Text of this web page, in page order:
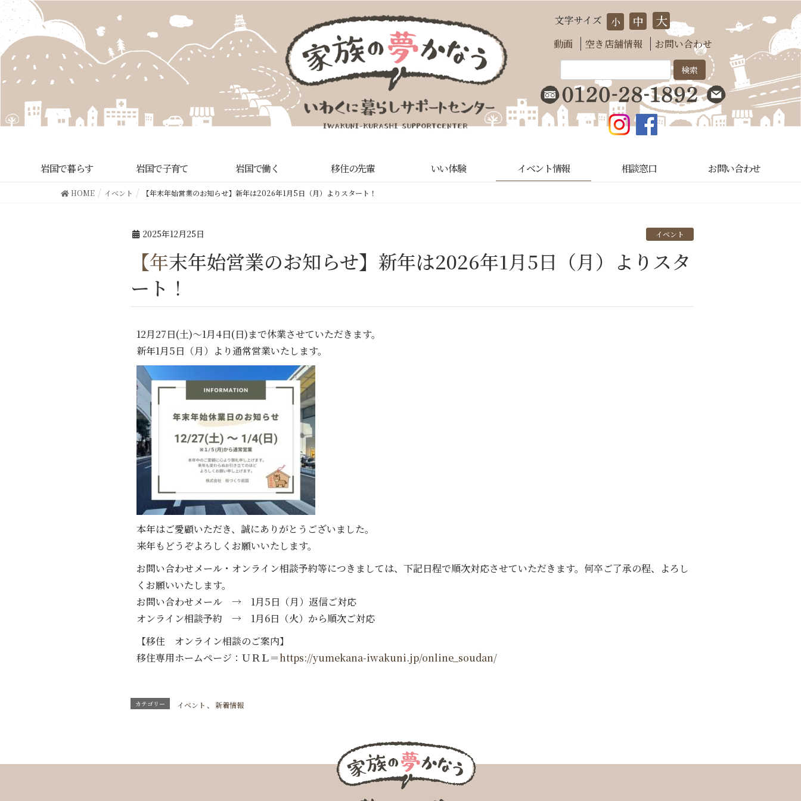
文字サイズ 小 中 大
動画 空き店舗情報 お問い合わせ
岩国で暮らす 岩国で子育て 岩国で働く 移住の先輩 いい体験 イベント情報 相談窓口 お問い合わせ
HOME イベント 【年末年始営業のお知らせ】新年は2026年1月5日（月）よりスタート！
2025年12月25日 イベント
【年末年始営業のお知らせ】新年は2026年1月5日（月）よりスタ
ート！
12月27日(土)～1月4日(日)まで休業させていただきます。
新年1月5日（月）より通常営業いたします。
本年はご愛顧いただき、誠にありがとうございました。
来年もどうぞよろしくお願いいたします。
お問い合わせメール・オンライン相談予約等につきましては、下記日程で順次対応させていただきます。何卒ご了承の程、よろし
くお願いいたします。
お問い合わせメール → 1月5日（月）返信ご対応
オンライン相談予約 → 1月6日（火）から順次ご対応
【移住 オンライン相談のご案内】
移住専用ホームページ：ＵＲＬ＝https://yumekana-iwakuni.jp/online_soudan/
カテゴリー イベント 、 新着情報